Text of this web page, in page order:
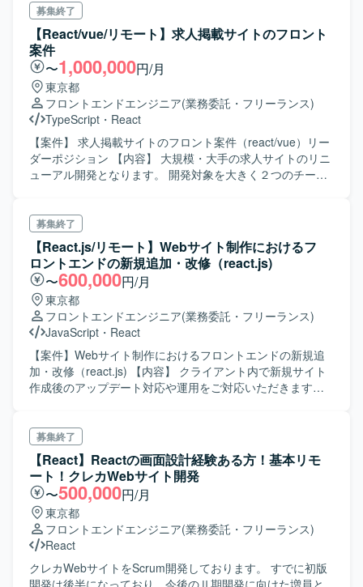
【尚可スキル】 ・コンポーネントや状態管理の設計経験
募集終了
【React/vue/リモート】求人掲載サイトのフロント
案件
〜1,000,000円/月
東京都
フロントエンドエンジニア(業務委託・フリーランス)
TypeScript ・ React
【案件】 求人掲載サイトのフロント案件（react/vue）リー
ダーポジション 【内容】 大規模・大手の求人サイトのリニ
ューアル開発となります。 開発対象を大きく２つのチーム
す。 開発は詳細設計後に開発を行っていくウォーターフォ
ールとなります。 コンシューマ向けのサービスにおいて国
内最大規模の開発となりますので、そのような開発組織や
マネージメント、開発方法など多くを学ぶ機会があります
ので、ぜひご検討ください。 【必須スキル】 ・
TypeScript+React/Vueでの開発経験 ・Next.js経験 ・リーダ
ーもしくはPdMの経験
募集終了
【React.js/リモート】Webサイト制作におけるフ
ロントエンドの新規追加・改修（react.js)
〜600,000円/月
東京都
フロントエンドエンジニア(業務委託・フリーランス)
JavaScript ・ React
【案件】Webサイト制作におけるフロントエンドの新規追
加・改修（react.js) 【内容】 クライアント内で新規サイト
作成後のアップデート対応や運用をご対応いただきます。
トワークを持つ企業様です。 営業DXを推進する自社サービ
スが現在でも複数存在し、今後も増えたりブラッシュアッ
プがされていく予定となっております。 その中でのサービ
スサイトの制作や修正、サービスに関連したイベント/LPペ
ージの制作など画面側の作業は多岐にわたります。 今回の
募集では、react/nextを想定しており運用～改善（施策）な
ど できる方が良いかと思います。 【勤務地】表参道駅（一
部リモート/フルリモート応相談） 【時間】9:30-18:30 【精
算幅】140-180 【期間】6月～(前倒し可能） 【必須スキ
ル】 ・HTML/CSS/JavaScriptを用いた実務経験 (3年以上)
募集終了
【React】Reactの画面設計経験ある方！基本リモ
ート！クレカWebサイト開発
〜500,000円/月
東京都
フロントエンドエンジニア(業務委託・フリーランス)
React
クレカWebサイトをScrum開発しております。 すでに初版
開発は後半になっており、今後のⅡ期開発に向けた増員と